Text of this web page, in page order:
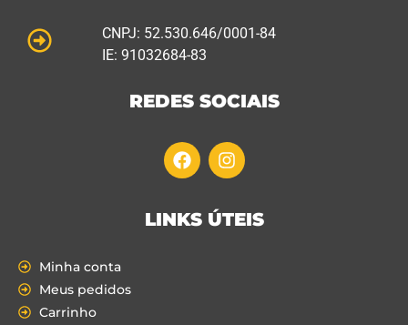
CNPJ: 52.530.646/0001-84
IE: 91032684-83
REDES SOCIAIS
LINKS ÚTEIS
Minha conta
Meus pedidos
Carrinho